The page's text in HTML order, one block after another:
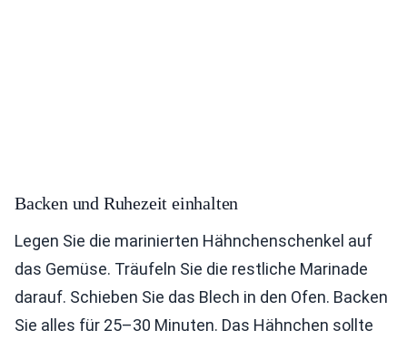
Backen und Ruhezeit einhalten
Legen Sie die marinierten Hähnchenschenkel auf
das Gemüse. Träufeln Sie die restliche Marinade
darauf. Schieben Sie das Blech in den Ofen. Backen
Sie alles für 25–30 Minuten. Das Hähnchen sollte